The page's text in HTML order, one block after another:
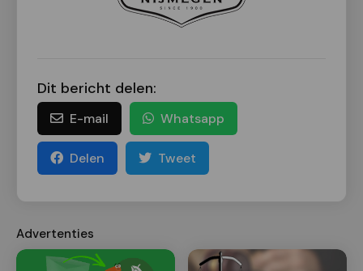
Dit bericht delen:
E-mail Whatsapp
Delen Tweet
Advertenties